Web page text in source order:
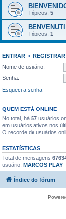
Tópicos: 5
Tópicos: 1
ENTRAR • REGISTRAR
Nome de usuário:
Senha:
Esqueci a senha
QUEM ESTÁ ONLINE
No total, há 57 usuários
em usuários ativos nos
O recorde de usuários
ESTATÍSTICAS
Total de mensagens
usuário: MARCOS PLAY
Índice do fórum